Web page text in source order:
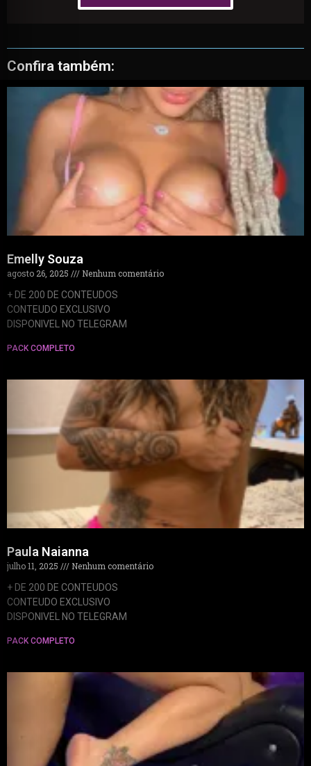
Confira também:
Emelly Souza
agosto 26, 2025
Nenhum comentário
+ DE 200 DE CONTEUDOS
CONTEUDO EXCLUSIVO
DISPONIVEL NO TELEGRAM
PACK COMPLETO
Paula Naianna
julho 11, 2025
Nenhum comentário
+ DE 200 DE CONTEUDOS
CONTEUDO EXCLUSIVO
DISPONIVEL NO TELEGRAM
PACK COMPLETO